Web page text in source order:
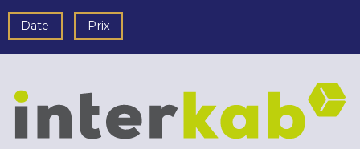
Date Prix